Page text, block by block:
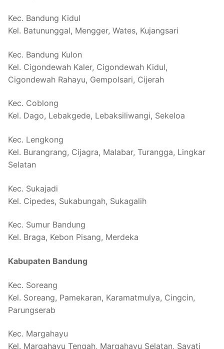
Kec. Bandung Kidul
Kel. Batununggal, Mengger, Wates, Kujangsari
Kec. Bandung Kulon
Kel. Cigondewah Kaler, Cigondewah Kidul,
Cigondewah Rahayu, Gempolsari, Cijerah
Kec. Coblong
Kel. Dago, Lebakgede, Lebaksiliwangi, Sekeloa
Kec. Lengkong
Kel. Burangrang, Cijagra, Malabar, Turangga, Lingkar
Selatan
Kec. Sukajadi
Kel. Cipedes, Sukabungah, Sukagalih
Kec. Sumur Bandung
Kel. Braga, Kebon Pisang, Merdeka
Kabupaten Bandung
Kec. Soreang
Kel. Soreang, Pamekaran, Karamatmulya, Cingcin,
Parungserab
Kec. Margahayu
Kel. Margahayu Tengah, Margahayu Selatan, Sayati